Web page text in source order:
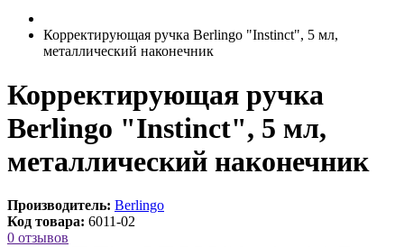
Корректирующая ручка Berlingo "Instinct", 5 мл,
металлический наконечник
Корректирующая ручка
Berlingo "Instinct", 5 мл,
металлический наконечник
Производитель: Berlingo
Код товара: 6011-02
0 отзывов